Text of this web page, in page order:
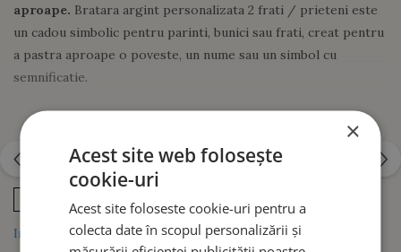
aproape. Bratara argint personalizata 2 frati / prieteni este
un cadou simbolic pentru parinti, bunici sau frati, creat pentru
a pastra aproape o poveste, un nume sau un simbol cu
semnificatie.
Realizata cu charm in forma de siluete baieti din
, aceasta bratara combina eleganta unui accesoriu
minimalist cu emotia unei bijuterii personalizate. Fiecare
silueta poate fi gravata cu o initiala sau un simbol special,
transformand bratara intr-un cadou unic.
Informatii conformitate produs
×
Acest site web folosește
cookie-uri
Acest site foloseste cookie-uri pentru a
colecta date în scopul personalizării și